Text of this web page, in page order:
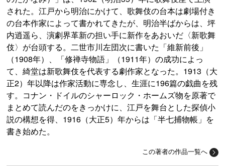
された。江戸から明治にかけて、歌舞伎の台本は劇場付き
の台本作家によって書かれてきたが、明治半ばからは、坪
内逍遥ら、演劇界革新の担い手に新作をあおいだ〈新歌舞
伎〉が台頭する。二世市川左団次に書いた「維新前後」
（1908年）、「修禅寺物語」（1911年）の成功によっ
て、綺堂は新歌舞伎を代表する劇作家となった。1913（大
正2）年以降は作家活動に専念し、生涯に196篇の戯曲を残
す。コナン・ドイルのシャーロック・ホームズ物を原著で
まとめて読んだのをきっかけに、江戸を舞台とした探偵小
説の構想を得、1916（大正5）年からは「半七捕物帳」を
書き始めた。
この著者の作品一覧へ